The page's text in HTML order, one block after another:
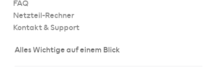
FAQ
Netzteil-Rechner
Kontakt & Support
Alles Wichtige auf einem Blick